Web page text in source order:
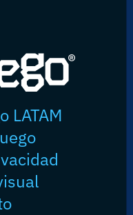
LATAM